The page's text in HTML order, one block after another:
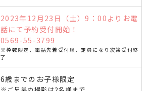
2023年12月23日（土）9：00よりお電
話にて予約受付開始！
0569-55-3799
※枠数限定、電話先着受付順、定員になり次第受付終
了
6歳までのお子様限定
※ご兄弟の撮影は2名様まで